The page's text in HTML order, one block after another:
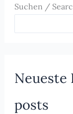
Suchen /
posts